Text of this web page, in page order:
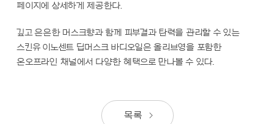
페이지에 상세하게 제공한다.
깊고 은은한 머스크향과 함께 피부결과 탄력을 관리할 수 있는
스킨유 이노센트 딥머스크 바디오일은 올리브영을 포함한
온오프라인 채널에서 다양한 혜택으로 만나볼 수 있다.
목록